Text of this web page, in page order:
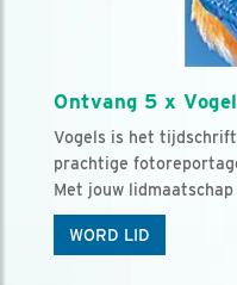
Ontvang 5 x
Vogels is het
prachtige
Met jouw
WORD LID